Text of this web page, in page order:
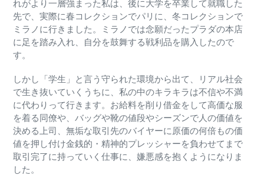
れがより一層強まった私は、後に大学を卒業して就職した
先で、実際に春コレクションでパリに、冬コレクションで
ミラノに行きました。ミラノでは念願だったプラダの本店
に足を踏み入れ、自分を鼓舞する戦利品を購入したので
す。
しかし「学生」と言う守られた環境から出て、リアル社会
で生き抜いていくうちに、私の中のキラキラは不信や不満
に代わりって行きます。お給料を削り借金をして高価な服
を着る同僚や、バッグや靴の値段やシーズンで人の価値を
決める上司、無垢な取引先のバイヤーに原価の何倍もの価
値を押し付け金銭的・精神的プレッシャーを負わせてまで
取引完了に持っていく仕事に、嫌悪感を抱くようになりま
した。